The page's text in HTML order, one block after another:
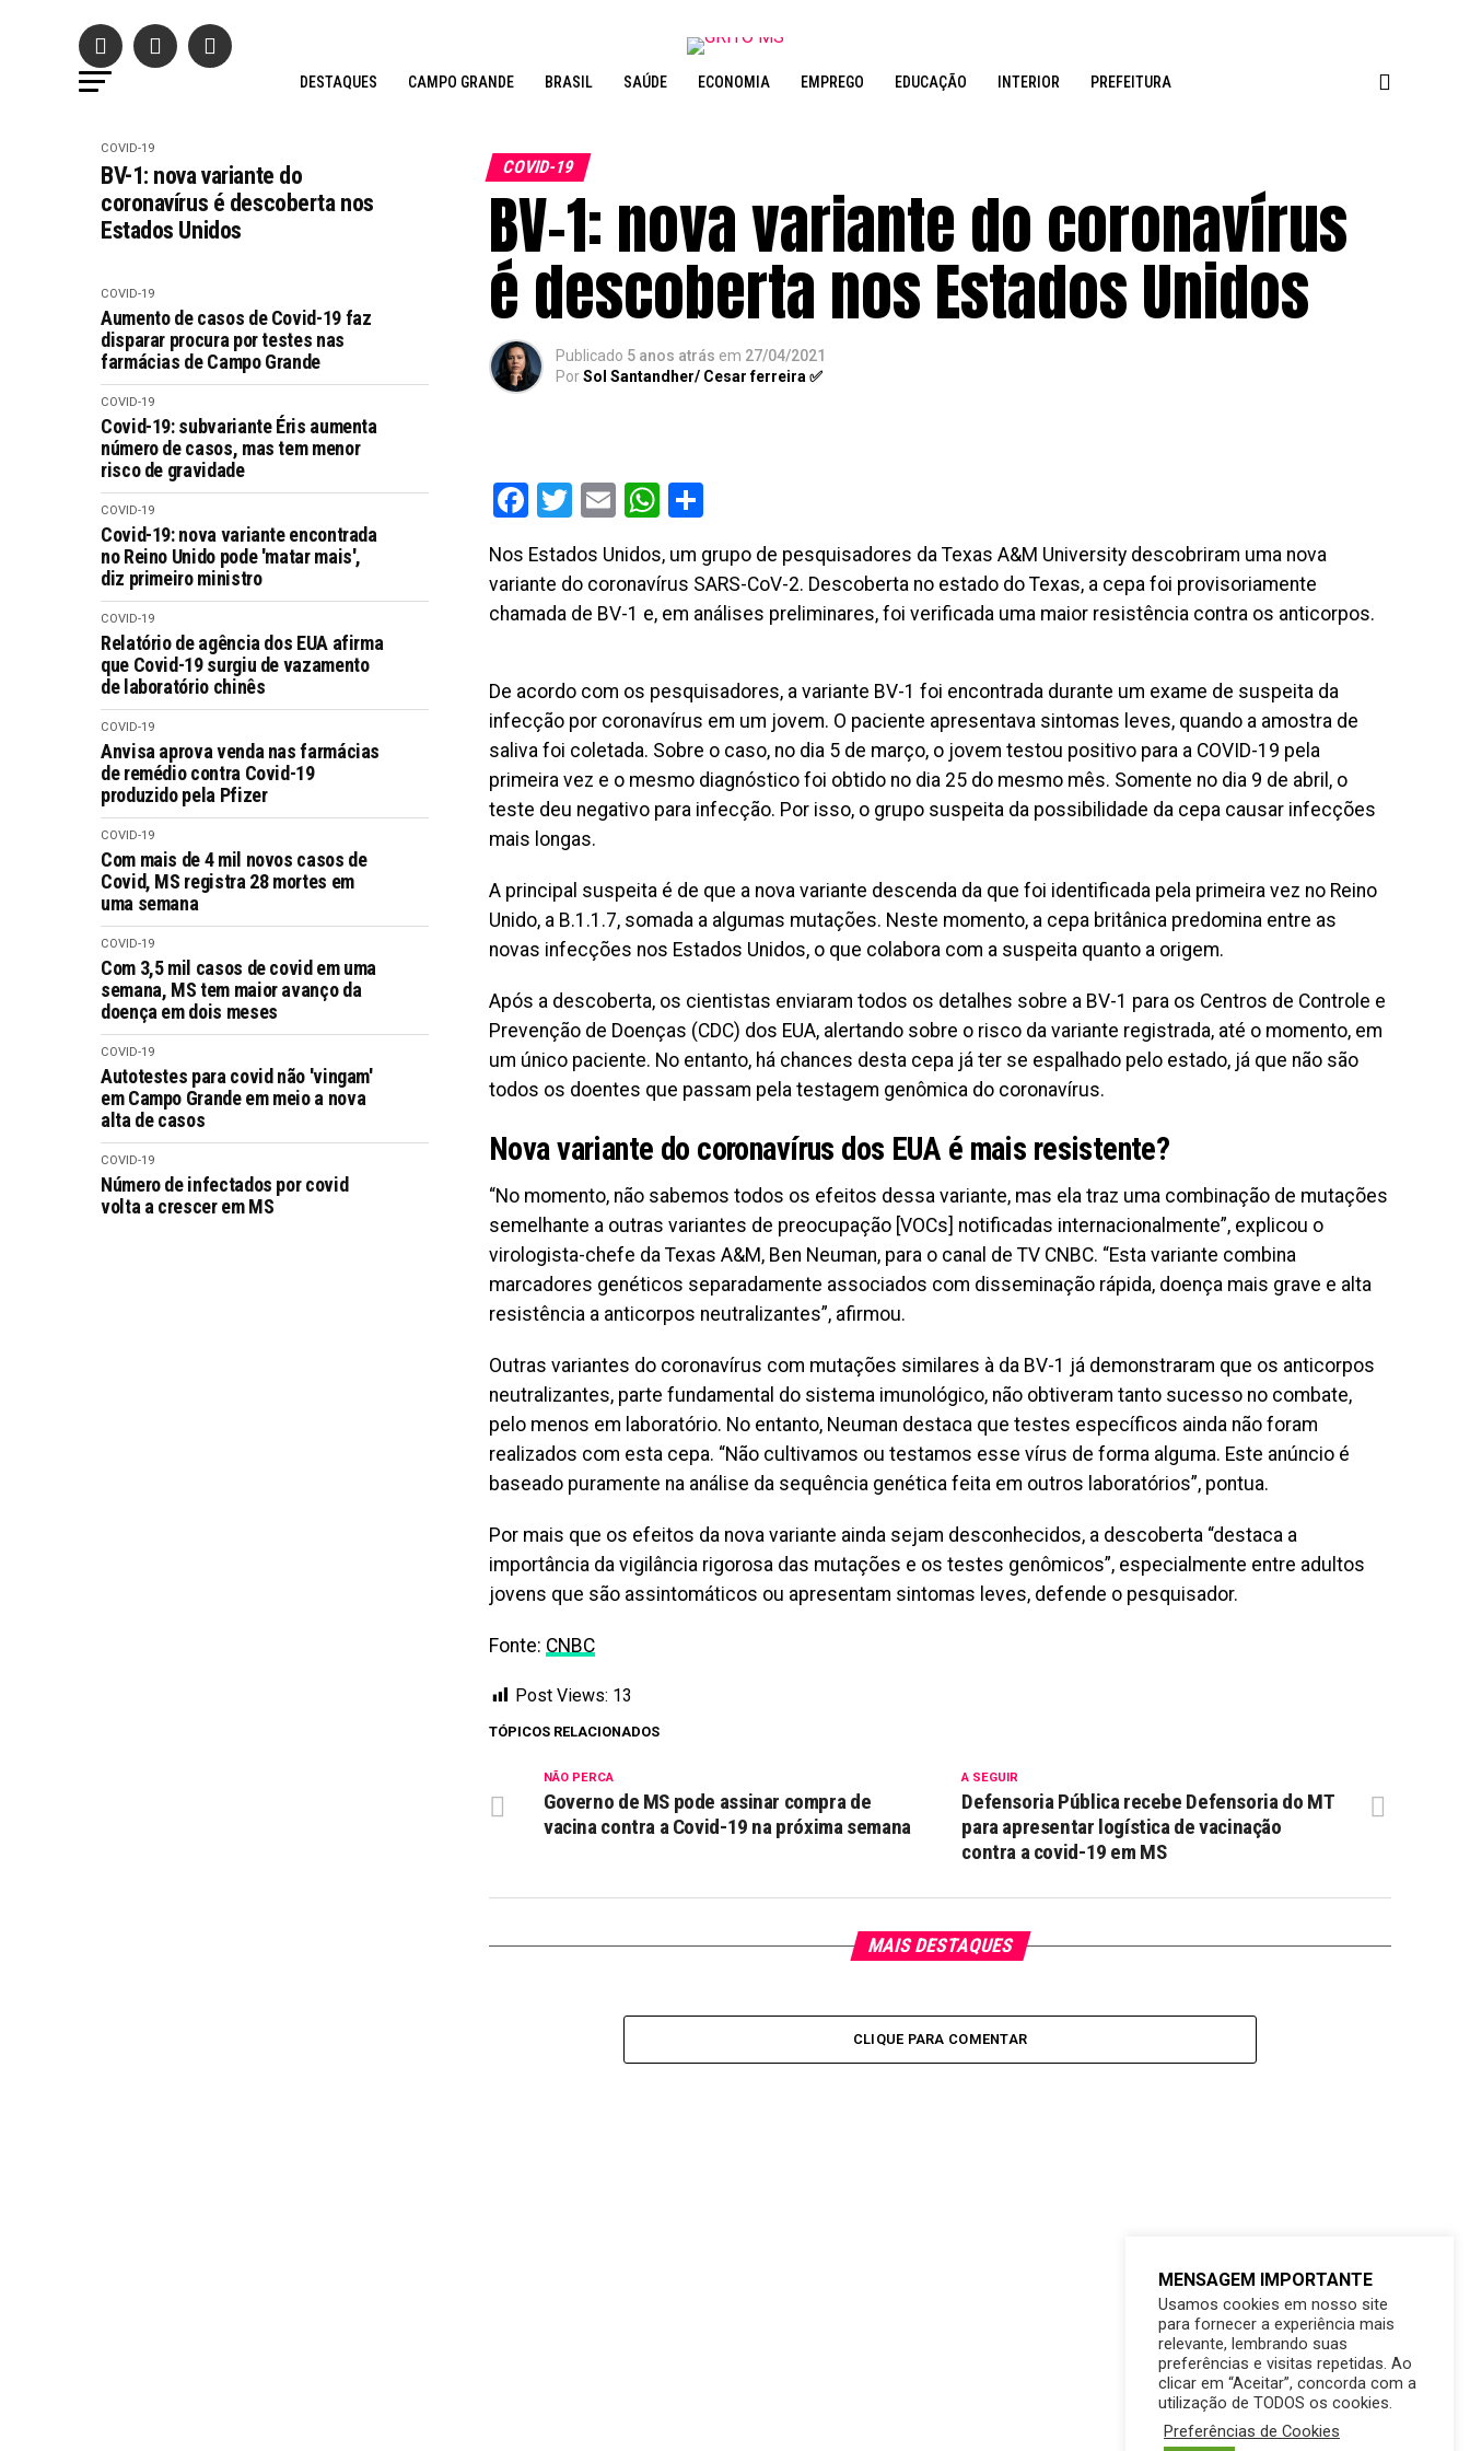
DESTAQUES CAMPO GRANDE BRASIL SAÚDE ECONOMIA EMPREGO EDUCAÇÃO INTERIOR PREFEITURA
COVID-19
BV-1: nova variante do
coronavírus é descoberta nos
Estados Unidos
COVID-19
Aumento de casos de Covid-19 faz
disparar procura por testes nas
farmácias de Campo Grande
COVID-19
Covid-19: subvariante Éris aumenta
número de casos, mas tem menor
risco de gravidade
COVID-19
Covid-19: nova variante encontrada
no Reino Unido pode 'matar mais',
diz primeiro ministro
COVID-19
Relatório de agência dos EUA afirma
que Covid-19 surgiu de vazamento
de laboratório chinês
COVID-19
Anvisa aprova venda nas farmácias
de remédio contra Covid-19
produzido pela Pfizer
COVID-19
Com mais de 4 mil novos casos de
Covid, MS registra 28 mortes em
uma semana
COVID-19
Com 3,5 mil casos de covid em uma
semana, MS tem maior avanço da
doença em dois meses
COVID-19
Autotestes para covid não 'vingam'
em Campo Grande em meio a nova
alta de casos
COVID-19
Número de infectados por covid
volta a crescer em MS
COVID-19
BV-1: nova variante do coronavírus
é descoberta nos Estados Unidos
Publicado 5 anos atrás em 27/04/2021
PorSol Santandher/ Cesar ferreira ✅
Facebook
Twitter
EmailWhatsApp
Nos Estados Unidos, um grupo de pesquisadores da Texas A&M University descobriram uma nova
variante do coronavírus SARS-CoV-2. Descoberta no estado do Texas, a cepa foi provisoriamente
chamada de BV-1 e, em análises preliminares, foi verificada uma maior resistência contra os anticorpos.
De acordo com os pesquisadores, a variante BV-1 foi encontrada durante um exame de suspeita da
infecção por coronavírus em um jovem. O paciente apresentava sintomas leves, quando a amostra de
saliva foi coletada. Sobre o caso, no dia 5 de março, o jovem testou positivo para a COVID-19 pela
primeira vez e o mesmo diagnóstico foi obtido no dia 25 do mesmo mês. Somente no dia 9 de abril, o
teste deu negativo para infecção. Por isso, o grupo suspeita da possibilidade da cepa causar infecções
mais longas.
A principal suspeita é de que a nova variante descenda da que foi identificada pela primeira vez no Reino
Unido, a B.1.1.7, somada a algumas mutações. Neste momento, a cepa britânica predomina entre as
novas infecções nos Estados Unidos, o que colabora com a suspeita quanto a origem.
Após a descoberta, os cientistas enviaram todos os detalhes sobre a BV-1 para os Centros de Controle e
Prevenção de Doenças (CDC) dos EUA, alertando sobre o risco da variante registrada, até o momento, em
um único paciente. No entanto, há chances desta cepa já ter se espalhado pelo estado, já que não são
todos os doentes que passam pela testagem genômica do coronavírus.
Nova variante do coronavírus dos EUA é mais resistente?
“No momento, não sabemos todos os efeitos dessa variante, mas ela traz uma combinação de mutações
semelhante a outras variantes de preocupação [VOCs] notificadas ​​internacionalmente”, explicou o
virologista-chefe da Texas A&M, Ben Neuman, para o canal de TV CNBC. “Esta variante combina
marcadores genéticos separadamente associados com disseminação rápida, doença mais grave e alta
resistência a anticorpos neutralizantes”, afirmou.
Outras variantes do coronavírus com mutações similares à da BV-1 já demonstraram que os anticorpos
neutralizantes, parte fundamental do sistema imunológico, não obtiveram tanto sucesso no combate,
pelo menos em laboratório. No entanto, Neuman destaca que testes específicos ainda não foram
realizados com esta cepa. “Não cultivamos ou testamos esse vírus de forma alguma. Este anúncio é
baseado puramente na análise da sequência genética feita em outros laboratórios”, pontua.
Por mais que os efeitos da nova variante ainda sejam desconhecidos, a descoberta “destaca a
importância da vigilância rigorosa das mutações e os testes genômicos”, especialmente entre adultos
jovens que são assintomáticos ou apresentam sintomas leves, defende o pesquisador.
Fonte: CNBC
Post Views: 13
TÓPICOS RELACIONADOS
A SEGUIR
Defensoria Pública recebe Defensoria do MT
para apresentar logística de vacinação
contra a covid-19 em MS
NÃO PERCA
Governo de MS pode assinar compra de
vacina contra a Covid-19 na próxima semana
MAIS DESTAQUES
CLIQUE PARA COMENTAR
MENSAGEM IMPORTANTE
Usamos cookies em nosso site
para fornecer a experiência mais
relevante, lembrando suas
preferências e visitas repetidas. Ao
clicar em “Aceitar”, concorda com a
utilização de TODOS os cookies.
Preferências de Cookies